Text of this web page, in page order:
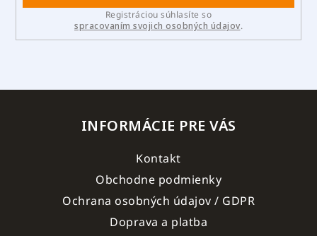
spracovaním svojich osobných údajov.
INFORMÁCIE PRE VÁS
Kontakt
Obchodne podmienky
Ochrana osobných údajov / GDPR
Doprava a platba